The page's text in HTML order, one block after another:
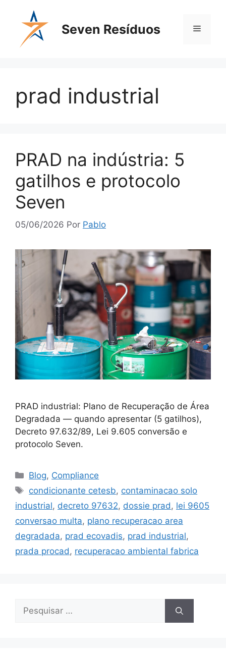
Seven Resíduos
prad industrial
PRAD na indústria: 5
gatilhos e protocolo
Seven
05/06/2026 Por Pablo
PRAD industrial: Plano de Recuperação de Área
Degradada — quando apresentar (5 gatilhos),
Decreto 97.632/89, Lei 9.605 conversão e
protocolo Seven.
Blog, Compliance
condicionante cetesb, contaminacao solo
industrial, decreto 97632, dossie prad, lei 9605
conversao multa, plano recuperacao area
degradada, prad ecovadis, prad industrial,
prada procad, recuperacao ambiental fabrica